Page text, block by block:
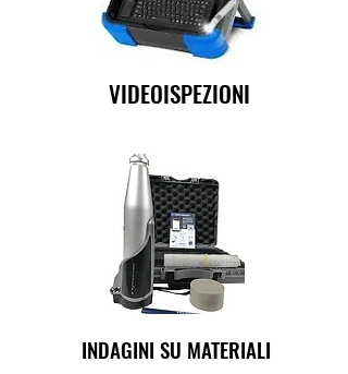
VIDEOISPEZIONI
INDAGINI SU MATERIALI